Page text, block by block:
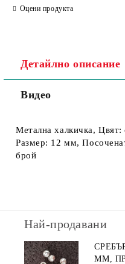
Оцени продукта
Детайлно описание
Видео
Метална халкичка,
Размер: 12 мм,
брой
Най-продавани